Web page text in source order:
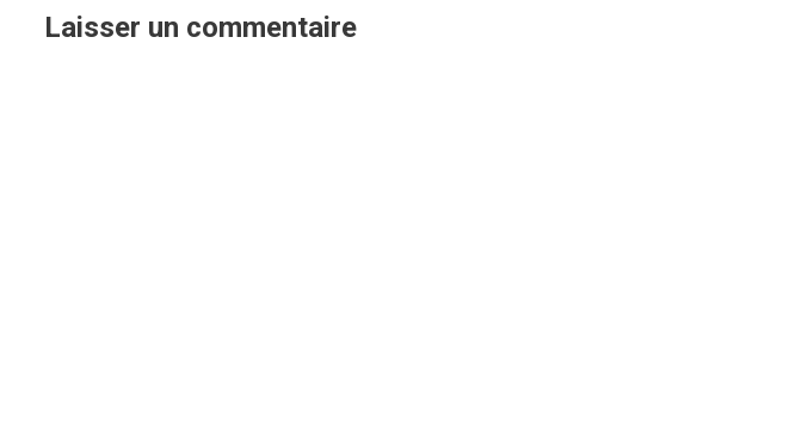
Laisser un commentaire